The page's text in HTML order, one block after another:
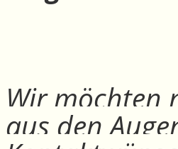
Wir möchten
aus den